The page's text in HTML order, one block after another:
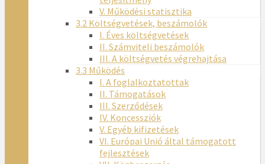
V. Működési statisztika
3.2 Költségvetések, beszámolók
I. Éves költségvetések
II. Számviteli beszámolók
III. A költségvetés végrehajtása
3.3 Működés
I. A foglalkoztatottak
II. Támogatások
III. Szerződések
IV. Koncessziók
V. Egyéb kifizetések
VI. Európai Unió által támogatott
fejlesztések